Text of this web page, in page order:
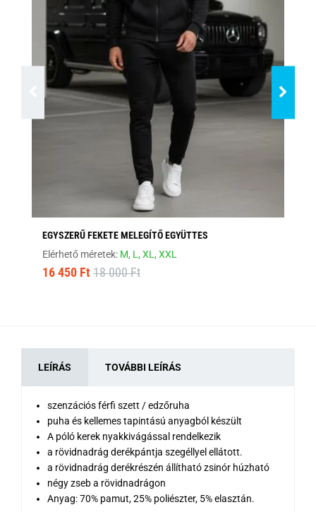
EGYSZERŰ FEKETE MELEGÍTŐ EGYÜTTES
Elérhető méretek: M, L,XL,XXL
16 450 Ft 18 000 Ft
LEÍRÁS TOVÁBBI LEÍRÁS
szenzációs férfi szett / edzőruha
puha és kellemes tapintású anyagból készült
A póló kerek nyakkivágással rendelkezik
a rövidnadrág derékpántja szegéllyel ellátott.
a rövidnadrág derékrészén állítható zsinór húzható
négy zseb a rövidnadrágon
Anyag: 70% pamut, 25% poliészter, 5% elasztán.